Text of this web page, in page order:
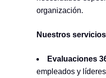
organización.
Nuestros
Evaluaciones
empleados y